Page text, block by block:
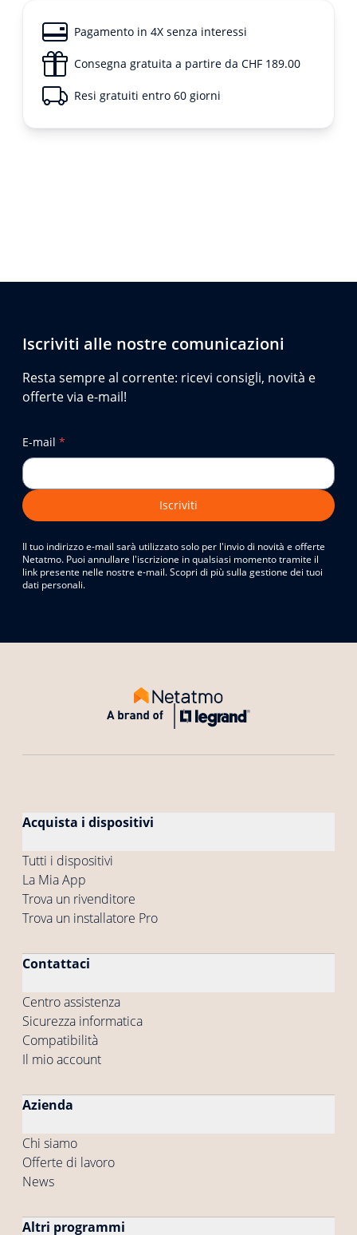
Pagamento in 4X senza interessi
Consegna gratuita a partire da CHF 189.00
Resi gratuiti entro 60 giorni
Iscriviti alle nostre comunicazioni
Resta sempre al corrente: ricevi consigli, novità e
offerte via e-mail!
E-mail *
Iscriviti
Il tuo indirizzo e-mail sarà utilizzato solo per l'invio di novità e offerte
Netatmo. Puoi annullare l'iscrizione in qualsiasi momento tramite il
link presente nelle nostre e-mail. Scopri di più sulla gestione dei tuoi
dati personali.
Acquista i dispositivi
Tutti i dispositivi
La Mia App
Trova un rivenditore
Trova un installatore Pro
Contattaci
Centro assistenza
Sicurezza informatica
Compatibilità
Il mio account
Azienda
Chi siamo
Offerte di lavoro
News
Altri programmi